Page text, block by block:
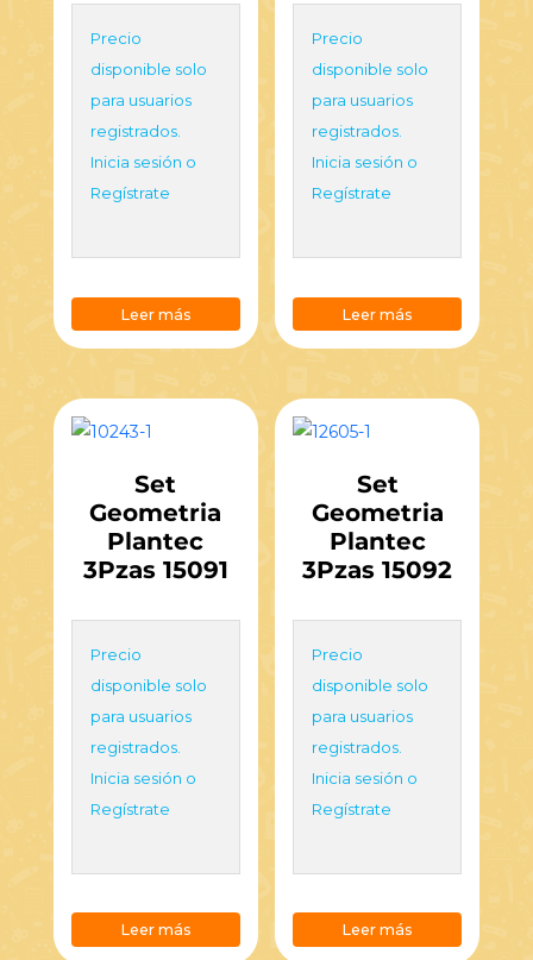
Precio
disponible solo
para usuarios
registrados.
Inicia sesión o
Regístrate
Leer más
Precio
disponible solo
para usuarios
registrados.
Inicia sesión o
Regístrate
Leer más
Set
Geometria
Plantec
3Pzas 15091
Precio
disponible solo
para usuarios
registrados.
Inicia sesión o
Regístrate
Leer más
Set
Geometria
Plantec
3Pzas 15092
Precio
disponible solo
para usuarios
registrados.
Inicia sesión o
Regístrate
Leer más